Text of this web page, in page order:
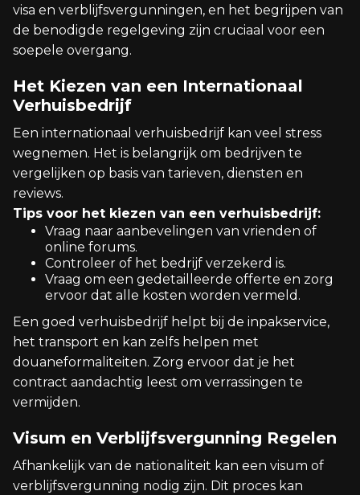
visa en verblijfsvergunningen, en het begrijpen van
de benodigde regelgeving zijn cruciaal voor een
soepele overgang.
Het Kiezen van een Internationaal
Verhuisbedrijf
Een internationaal verhuisbedrijf kan veel stress
wegnemen. Het is belangrijk om bedrijven te
vergelijken op basis van tarieven, diensten en
reviews.
Tips voor het kiezen van een verhuisbedrijf:
Vraag naar aanbevelingen van vrienden of
online forums.
Controleer of het bedrijf verzekerd is.
Vraag om een gedetailleerde offerte en zorg
ervoor dat alle kosten worden vermeld.
Een goed verhuisbedrijf helpt bij de inpakservice,
het transport en kan zelfs helpen met
douaneformaliteiten. Zorg ervoor dat je het
contract aandachtig leest om verrassingen te
vermijden.
Visum en Verblijfsvergunning Regelen
Afhankelijk van de nationaliteit kan een visum of
verblijfsvergunning nodig zijn. Dit proces kan